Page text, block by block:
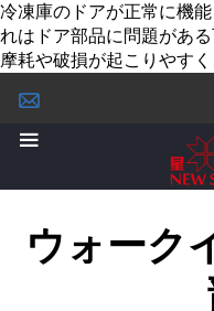
冷凍庫のドアが正常に機
れはドア部品に問題があ
摩耗や破損が起こりやす
ウォーク